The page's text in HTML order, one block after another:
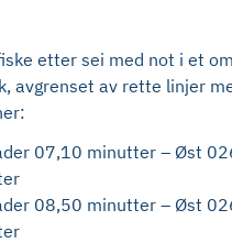
etter sei med not i et
avgrenset av rette linjer
07,10 minutter – Øst
08,50 minutter – Øst